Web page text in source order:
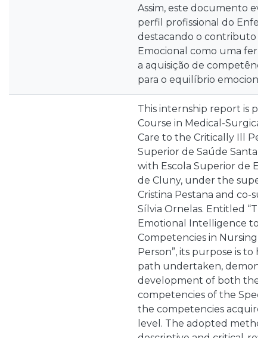
Assim, este documento
perfil profissional do
destacando o contributo
Emocional como uma
a aquisição de
para o equilíbrio
This internship report is
Course in Medical-
Care to the Critically Ill
Superior de Saúde Santa
with Escola Superior de
de Cluny, under the
Cristina Pestana and co-
Sílvia Ornelas. Entitled
Emotional Intelligence to
Competencies in Nursing
Person”, its purpose is to
path undertaken,
development of both the
competencies of the
the competencies
level. The adopted